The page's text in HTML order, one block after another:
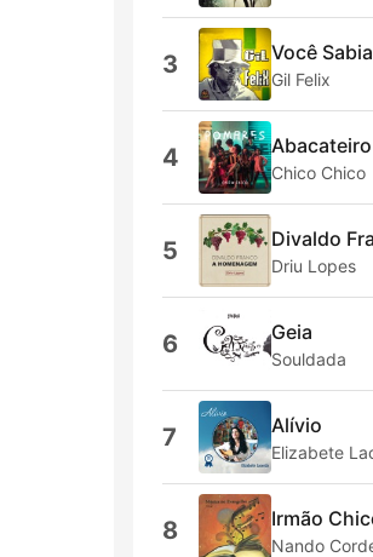
3 Você Sabia
Gil Felix
4 Abacateiro
Chico Chico
5 Divaldo
Driu Lopes
6 Geia
Souldada
7 Alívio
Elizabete
8 Irmão
Nando